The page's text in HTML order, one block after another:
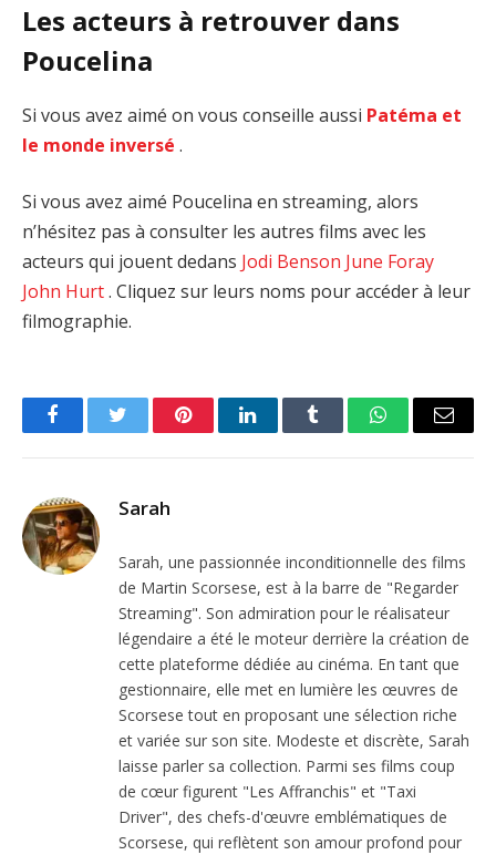
Les acteurs à retrouver dans
Poucelina
Si vous avez aimé on vous conseille aussi Patéma et
le monde inversé .
Si vous avez aimé Poucelina en streaming, alors
n’hésitez pas à consulter les autres films avec les
acteurs qui jouent dedans Jodi Benson June Foray
John Hurt. Cliquez sur leurs noms pour accéder à leur
filmographie.
FacebookTwitter PinterestLinkedInTumblr WhatsAppEmail
Sarah
Sarah, une passionnée inconditionnelle des films
de Martin Scorsese, est à la barre de "Regarder
Streaming". Son admiration pour le réalisateur
légendaire a été le moteur derrière la création de
cette plateforme dédiée au cinéma. En tant que
gestionnaire, elle met en lumière les œuvres de
Scorsese tout en proposant une sélection riche
et variée sur son site. Modeste et discrète, Sarah
laisse parler sa collection. Parmi ses films coup
de cœur figurent "Les Affranchis" et "Taxi
Driver", des chefs-d'œuvre emblématiques de
Scorsese, qui reflètent son amour profond pour